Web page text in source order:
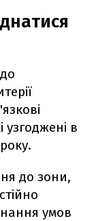
узгоджені в
до зони,
умов